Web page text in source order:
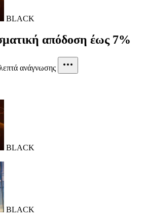
BLACK
απόδοση έως 7%
ανάγνωσης
BLACK
BLACK